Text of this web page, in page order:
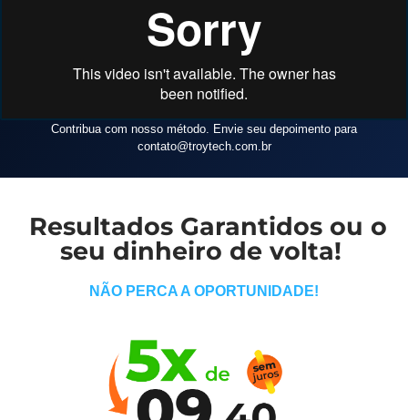
Contribua com nosso método. Envie seu depoimento para
contato@troytech.com.br
Resultados Garantidos ou o
seu dinheiro de volta!
NÃO PERCA A OPORTUNIDADE!